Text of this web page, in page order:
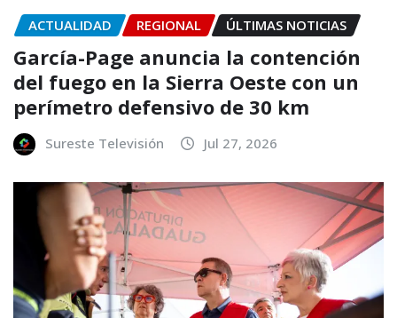
ACTUALIDAD REGIONAL ÚLTIMAS NOTICIAS
García-Page anuncia la contención
del fuego en la Sierra Oeste con un
perímetro defensivo de 30 km
Sureste Televisión Jul 27, 2026